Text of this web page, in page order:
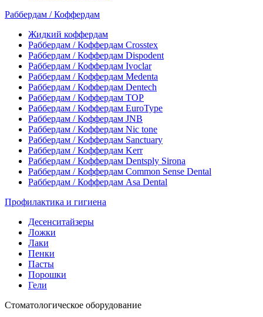
Раббердам / Коффердам
Жидкий коффердам
Раббердам / Коффердам Crosstex
Раббердам / Коффердам Dispodent
Раббердам / Коффердам Ivoclar
Раббердам / Коффердам Medenta
Раббердам / Коффердам Dentech
Раббердам / Коффердам ТОР
Раббердам / Коффердам EuroType
Раббердам / Коффердам JNB
Раббердам / Коффердам Nic tone
Раббердам / Коффердам Sanctuary
Раббердам / Коффердам Kerr
Раббердам / Коффердам Dentsply Sirona
Раббердам / Коффердам Common Sense Dental
Раббердам / Коффердам Asa Dental
Профилактика и гигиена
Десенситайзеры
Ложки
Лаки
Пенки
Пасты
Порошки
Гели
Стоматологическое оборудование